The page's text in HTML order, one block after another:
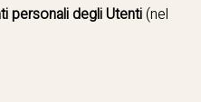
personali degli Utenti(nel